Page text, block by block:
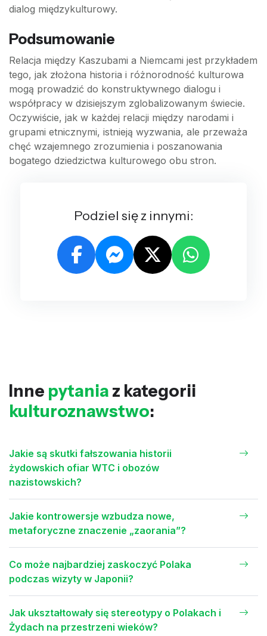
dialog międzykulturowy.
Podsumowanie
Relacja między Kaszubami a Niemcami jest przykładem
tego, jak złożona historia i różnorodność kulturowa
mogą prowadzić do konstruktywnego dialogu i
współpracy w dzisiejszym zglobalizowanym świecie.
Oczywiście, jak w każdej relacji między narodami i
grupami etnicznymi, istnieją wyzwania, ale przeważa
chęć wzajemnego zrozumienia i poszanowania
bogatego dziedzictwa kulturowego obu stron.
Podziel się z innymi:
Inne pytania z kategorii
kulturoznawstwo:
Jakie są skutki fałszowania historii
żydowskich ofiar WTC i obozów
nazistowskich?
Jakie kontrowersje wzbudza nowe,
metaforyczne znaczenie „zaorania”?
Co może najbardziej zaskoczyć Polaka
podczas wizyty w Japonii?
Jak ukształtowały się stereotypy o Polakach i
Żydach na przestrzeni wieków?